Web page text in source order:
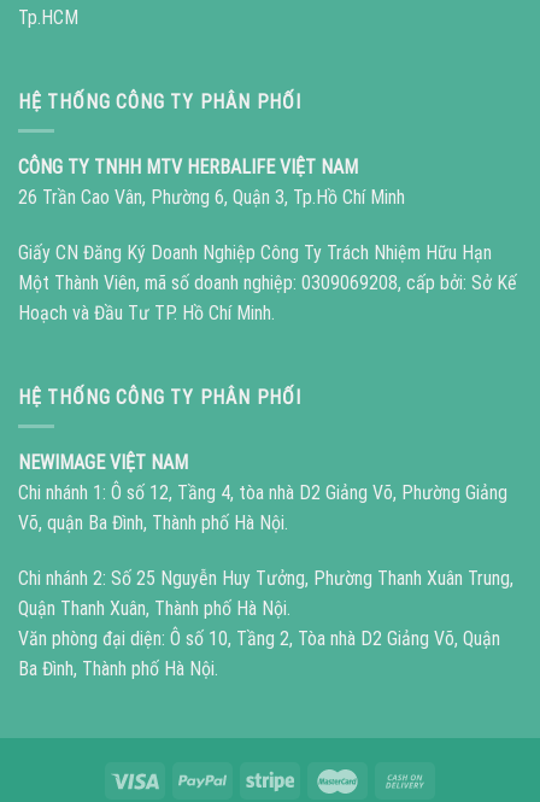
Tp.HCM
HỆ THỐNG CÔNG TY PHÂN PHỐI
CÔNG TY TNHH MTV HERBALIFE VIỆT NAM
26 Trần Cao Vân, Phường 6, Quận 3, Tp.Hồ Chí Minh
Giấy CN Đăng Ký Doanh Nghiệp Công Ty Trách Nhiệm Hữu Hạn
Một Thành Viên, mã số doanh nghiệp: 0309069208, cấp bởi: Sở Kế
Hoạch và Đầu Tư TP. Hồ Chí Minh.
HỆ THỐNG CÔNG TY PHÂN PHỐI
NEWIMAGE VIỆT NAM
Chi nhánh 1: Ô số 12, Tầng 4, tòa nhà D2 Giảng Võ, Phường Giảng
Võ, quận Ba Đình, Thành phố Hà Nội.
Chi nhánh 2: Số 25 Nguyễn Huy Tưởng, Phường Thanh Xuân Trung,
Quận Thanh Xuân, Thành phố Hà Nội.
Văn phòng đại diện: Ô số 10, Tầng 2, Tòa nhà D2 Giảng Võ, Quận
Ba Đình, Thành phố Hà Nội.